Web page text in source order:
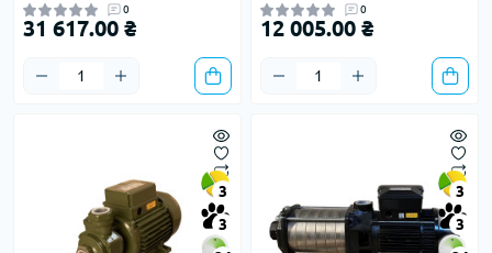
0
31 617.00 ₴
0
12 005.00 ₴
3
3
3
3